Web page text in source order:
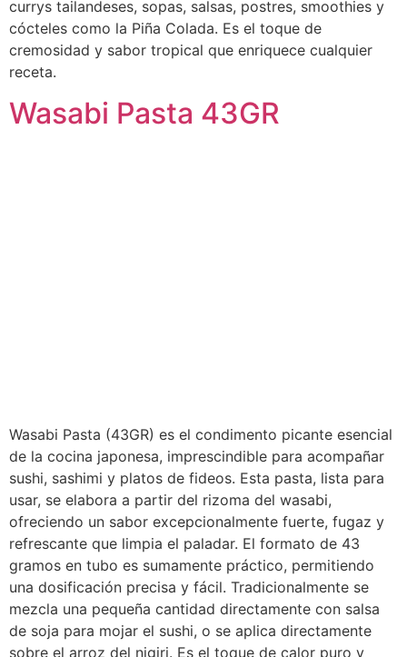
currys tailandeses, sopas, salsas, postres, smoothies y
cócteles como la Piña Colada. Es el toque de
cremosidad y sabor tropical que enriquece cualquier
receta.
Wasabi Pasta 43GR
Wasabi Pasta (43GR) es el condimento picante esencial
de la cocina japonesa, imprescindible para acompañar
sushi, sashimi y platos de fideos. Esta pasta, lista para
usar, se elabora a partir del rizoma del wasabi,
ofreciendo un sabor excepcionalmente fuerte, fugaz y
refrescante que limpia el paladar. El formato de 43
gramos en tubo es sumamente práctico, permitiendo
una dosificación precisa y fácil. Tradicionalmente se
mezcla una pequeña cantidad directamente con salsa
de soja para mojar el sushi, o se aplica directamente
sobre el arroz del nigiri. Es el toque de calor puro y